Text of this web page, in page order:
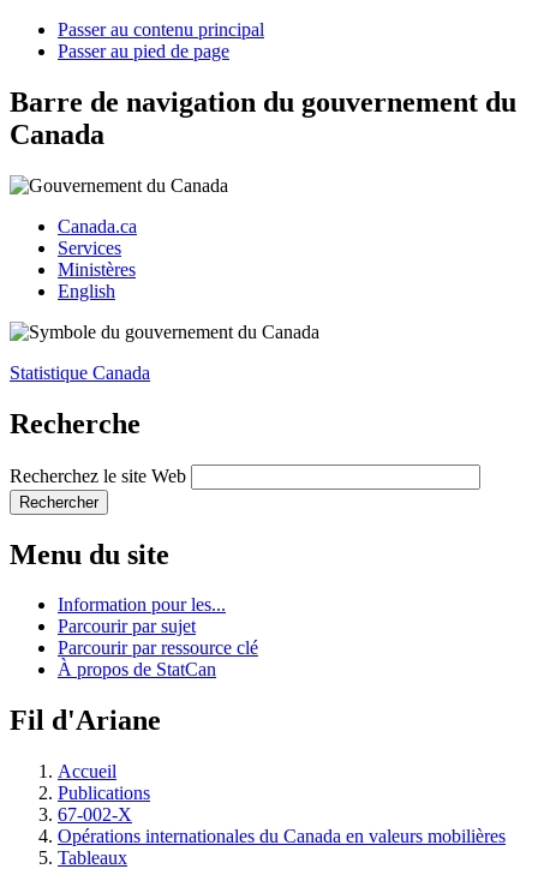
Passer au contenu principal
Passer au pied de page
Barre de navigation du gouvernement du
Canada
Canada.ca
Services
Ministères
English
Statistique Canada
Recherche
Recherchez le site Web
Menu du site
Information pour les...
Parcourir par sujet
Parcourir par ressource clé
À propos de StatCan
Fil d'Ariane
Accueil
Publications
67-002-X
Opérations internationales du Canada en valeurs mobilières
Tableaux